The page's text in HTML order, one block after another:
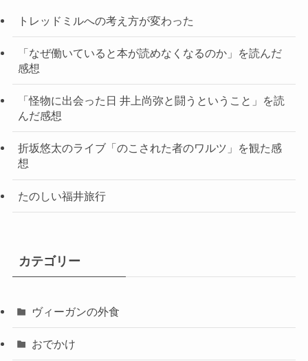
トレッドミルへの考え方が変わった
「なぜ働いていると本が読めなくなるのか」を読んだ
感想
「怪物に出会った日 井上尚弥と闘うということ」を読
んだ感想
折坂悠太のライブ「のこされた者のワルツ」を観た感
想
たのしい福井旅行
カテゴリー
ヴィーガンの外食
おでかけ